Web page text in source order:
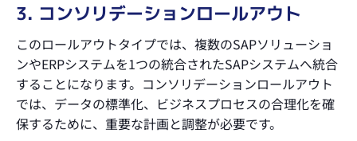
3. コンソリデーションロールアウト
このロールアウトタイプでは、複数のSAPソリューショ
ンやERPシステムを1つの統合されたSAPシステムへ統合
することになります。コンソリデーションロールアウト
では、データの標準化、ビジネスプロセスの合理化を確
保するために、重要な計画と調整が必要です。